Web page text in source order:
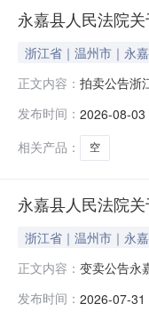
永嘉县人民法院
浙江省｜温州市｜永
正文内容： 拍卖公告浙
16921.5元
发布时间： 2026-08-03
相关产品：
空
永嘉县人民法院
浙江省｜温州市｜永
正文内容： 变卖公告永
47号的不动
发布时间： 2026-07-31